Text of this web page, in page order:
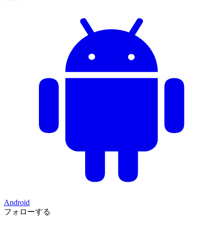
Android
フォローする